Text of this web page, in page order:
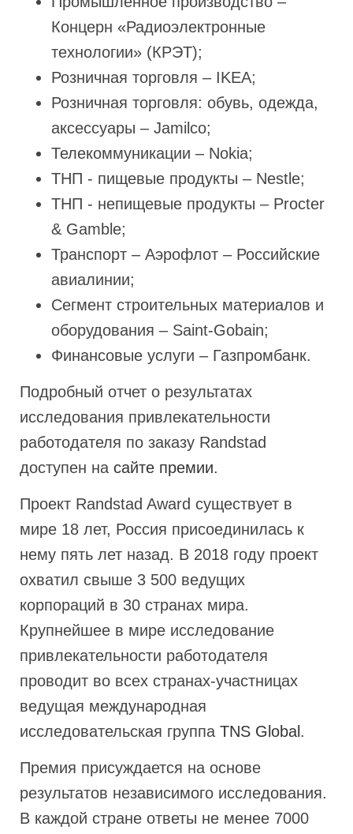
Концерн «Радиоэлектронные
технологии» (КРЭТ);
Розничная торговля – IKEA;
Розничная торговля: обувь, одежда,
аксессуары – Jamilco;
Телекоммуникации – Nokia;
ТНП - пищевые продукты – Nestle;
ТНП - непищевые продукты – Procter
& Gamble;
Транспорт – Аэрофлот – Российские
авиалинии;
Сегмент строительных материалов и
оборудования – Saint-Gobain;
Финансовые услуги – Газпромбанк.
Подробный отчет о результатах
исследования привлекательности
работодателя по заказу Randstad
доступен на сайте премии.
Проект Randstad Award существует в
мире 18 лет, Россия присоединилась к
нему пять лет назад. В 2018 году проект
охватил свыше 3 500 ведущих
корпораций в 30 странах мира.
Крупнейшее в мире исследование
привлекательности работодателя
проводит во всех странах-участницах
ведущая международная
исследовательская группа TNS Global .
Премия присуждается на основе
результатов независимого исследования.
В каждой стране ответы не менее 7000